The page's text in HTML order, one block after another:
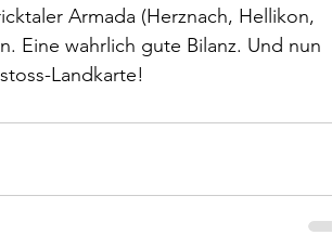
Armada (Herznach, Hellikon,
Eine wahrlich gute Bilanz. Und nun
Landkarte!